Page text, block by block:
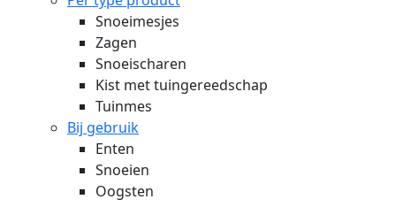
Snoeimesjes
Zagen
Snoeischaren
Kist met tuingereedschap
Tuinmes
Bij gebruik
Enten
Snoeien
Oogsten